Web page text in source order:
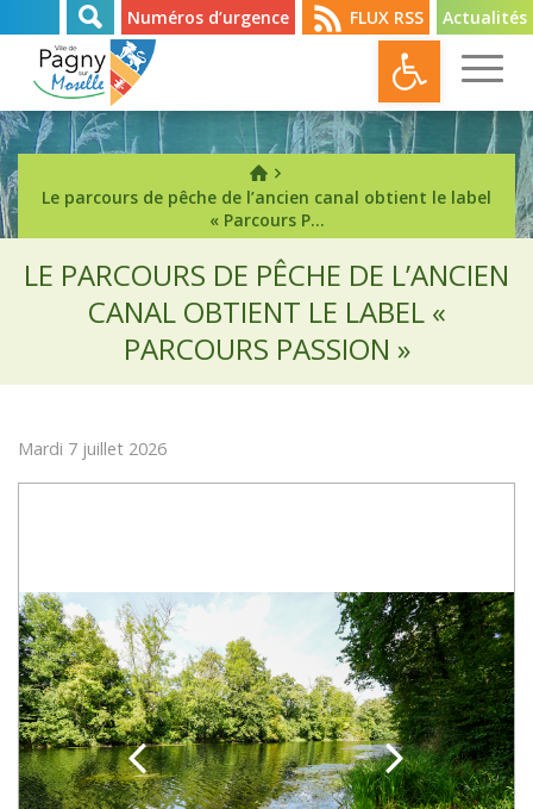
Ouvrir
Numéros d’urgence FLUX RSS Actualités
Le parcours de pêche de l’ancien canal obtient le label
« Parcours P...
LE PARCOURS DE PÊCHE DE L’ANCIEN
CANAL OBTIENT LE LABEL «
PARCOURS PASSION »
Mardi 7 juillet 2026